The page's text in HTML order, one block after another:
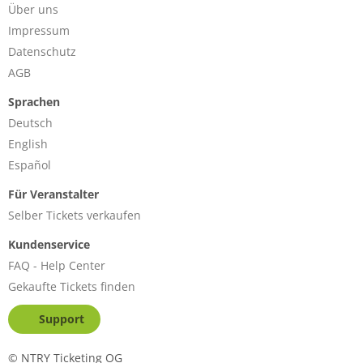
Über uns
Impressum
Datenschutz
AGB
Sprachen
Deutsch
English
Español
Für Veranstalter
Selber Tickets verkaufen
Kundenservice
FAQ - Help Center
Gekaufte Tickets finden
Support
© NTRY Ticketing OG